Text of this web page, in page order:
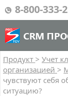
8-800-333-
CRM
Продукт > Учет
организацией >
чувствуют себя
ситуацию?